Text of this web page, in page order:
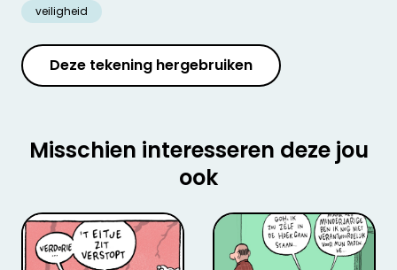
veiligheid
Deze tekening hergebruiken
Misschien interesseren deze jou
ook